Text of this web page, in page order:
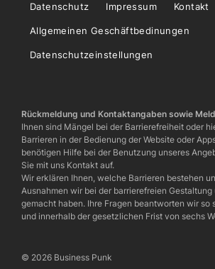
Datenschutz Impressum Kontakt
Allgemeinen Geschäftbedinungen
Datenschutzeinstellungen
Rückmeldung und Kontaktangaben sowie
Ihnen sind Mängel bei der Barrierefreiheit oder
Barrieren in der Bedienung der Website oder
benötigen Hilfe bei der Benutzung unseres
Sie mit uns Kontakt auf.
Wir erklären Ihnen, welche Barrieren bestehen
Ausnahmen wir bei der barrierefreien Gestaltung
gemacht haben. Ihre Fragen beantworten wir so
und innerhalb der gesetzlichen Frist von sechs
© 2026 Business Punk